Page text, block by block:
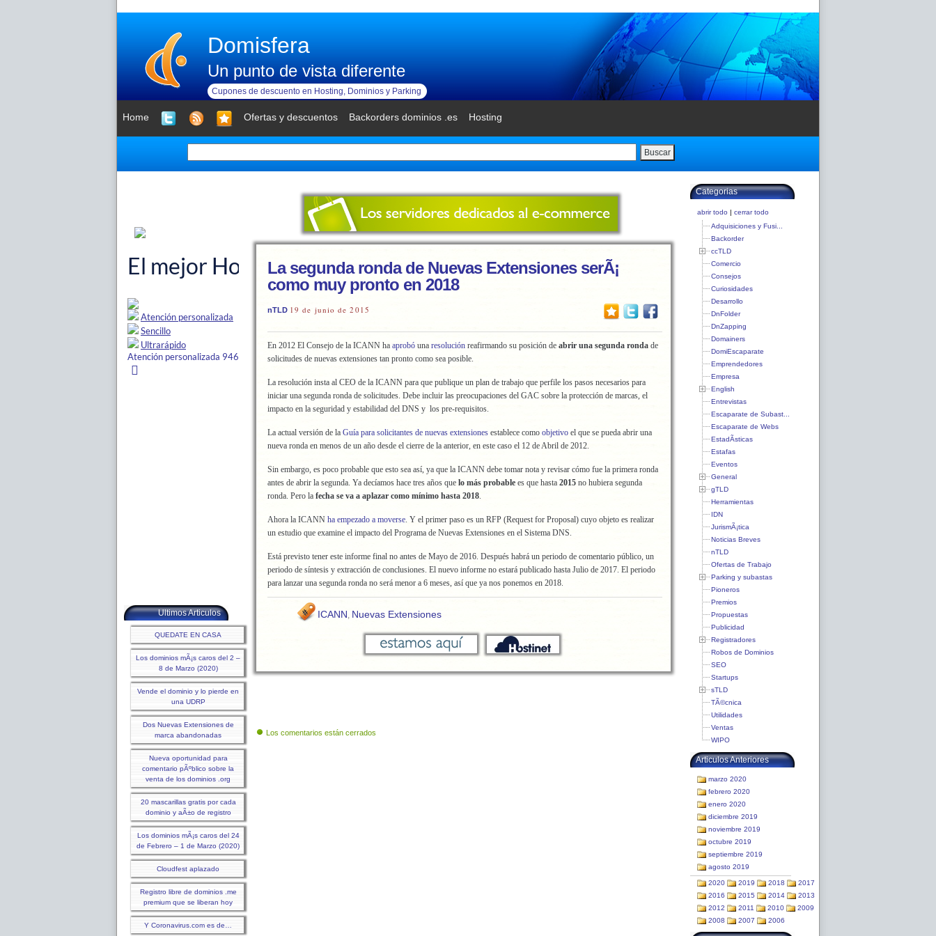
Domisfera
Un punto de vista diferente
Cupones de descuento en Hosting, Dominios y Parking
Home Ofertas y descuentos Backorders dominios .es Hosting
Buscar
Ultimos Articulos
QUEDATE EN CASA
Los dominios mÃ¡s caros del 2 –
8 de Marzo (2020)
Vende el dominio y lo pierde en
una UDRP
Dos Nuevas Extensiones de
marca abandonadas
Nueva oportunidad para
comentario pÃºblico sobre la
venta de los dominios .org
20 mascarillas gratis por cada
dominio y aÃ±o de registro
Los dominios mÃ¡s caros del 24
de Febrero – 1 de Marzo (2020)
Cloudfest aplazado
Registro libre de dominios .me
premium que se liberan hoy
Y Coronavirus.com es de…
La segunda ronda de Nuevas Extensiones serÃ¡
como muy pronto en 2018
nTLD 19 de junio de 2015
En 2012 El Consejo de la ICANN ha aprobó una resolución reafirmando su posición de abrir una segunda ronda de
solicitudes de nuevas extensiones tan pronto como sea posible.
La resolución insta al CEO de la ICANN para que publique un plan de trabajo que perfile los pasos necesarios para
iniciar una segunda ronda de solicitudes. Debe incluir las preocupaciones del GAC sobre la protección de marcas, el
impacto en la seguridad y estabilidad del DNS y los pre-requisitos.
La actual versión de la Guía para solicitantes de nuevas extensiones establece como objetivo el que se pueda abrir una
nueva ronda en menos de un año desde el cierre de la anterior, en este caso el 12 de Abril de 2012.
Sin embargo, es poco probable que esto sea así, ya que la ICANN debe tomar nota y revisar cómo fue la primera ronda
antes de abrir la segunda. Ya decíamos hace tres años que lo más probable es que hasta 2015 no hubiera segunda
ronda. Pero la fecha se va a aplazar como mínimo hasta 2018.
Ahora la ICANN ha empezado a moverse. Y el primer paso es un RFP (Request for Proposal) cuyo objeto es realizar
un estudio que examine el impacto del Programa de Nuevas Extensiones en el Sistema DNS.
Está previsto tener este informe final no antes de Mayo de 2016. Después habrá un periodo de comentario público, un
periodo de síntesis y extracción de conclusiones. El nuevo informe no estará publicado hasta Julio de 2017. El periodo
para lanzar una segunda ronda no será menor a 6 meses, así que ya nos ponemos en 2018.
ICANN, Nuevas Extensiones
Los comentarios están cerrados
Categorias
abrir todo | cerrar todo
Adquisiciones y Fusi...
Backorder
ccTLD
Comercio
Consejos
Curiosidades
Desarrollo
DnFolder
DnZapping
Domainers
DomiEscaparate
Emprendedores
Empresa
English
Entrevistas
Escaparate de Subast...
Escaparate de Webs
EstadÃ­sticas
Estafas
Eventos
General
gTLD
Herramientas
IDN
JurismÃ¡tica
Noticias Breves
nTLD
Ofertas de Trabajo
Parking y subastas
Pioneros
Premios
Propuestas
Publicidad
Registradores
Robos de Dominios
SEO
Startups
sTLD
TÃ©cnica
Utilidades
Ventas
WIPO
Articulos Anteriores
marzo 2020
febrero 2020
enero 2020
diciembre 2019
noviembre 2019
octubre 2019
septiembre 2019
agosto 2019
2020 2019 2018
2017
2016
2015 2014
2013
2012
2011 2010
2009
2008
2007 2006